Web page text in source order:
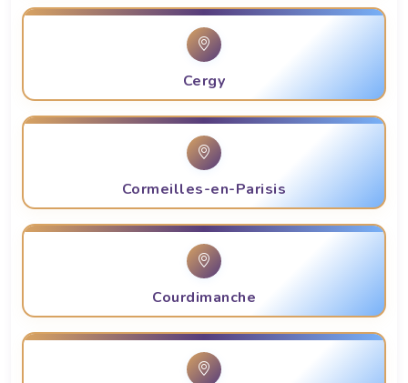
Cergy
Cormeilles-en-Parisis
Courdimanche